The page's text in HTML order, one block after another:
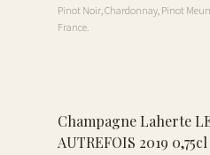
Pinot Noir, Chardonnay, Pinot
France.
Champagne Laherte
AUTREFOIS 2019 0,75cl